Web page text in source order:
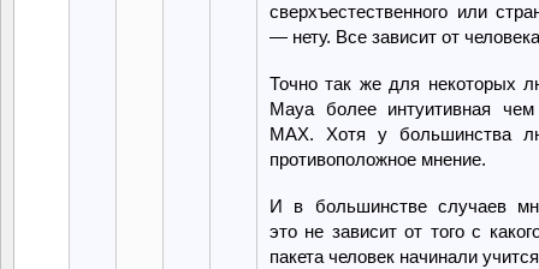
сверхъестественного или
— нету. Все зависит от
Точно так же для некоторых
Maya более интуитивная
MAX. Хотя у большинства
противоположное мнение.
И в большинстве случаев
это не зависит от того с
пакета человек начинали